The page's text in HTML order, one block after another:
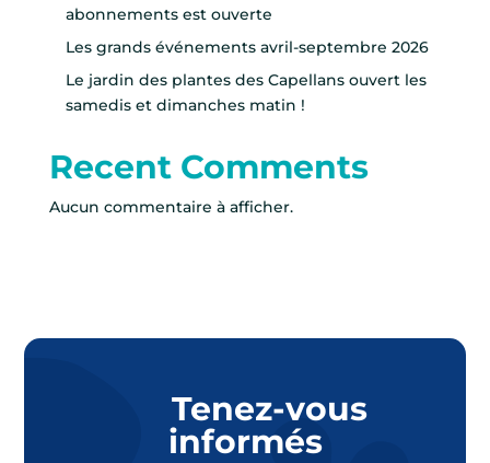
abonnements est ouverte
Les grands événements avril-septembre 2026
Le jardin des plantes des Capellans ouvert les
samedis et dimanches matin !
Recent Comments
Aucun commentaire à afficher.
Tenez-vous
informés